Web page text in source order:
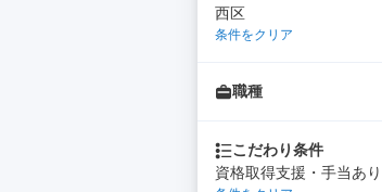
西区
条件をクリア
職種
こだわり条件
資格取得支援・手当あり